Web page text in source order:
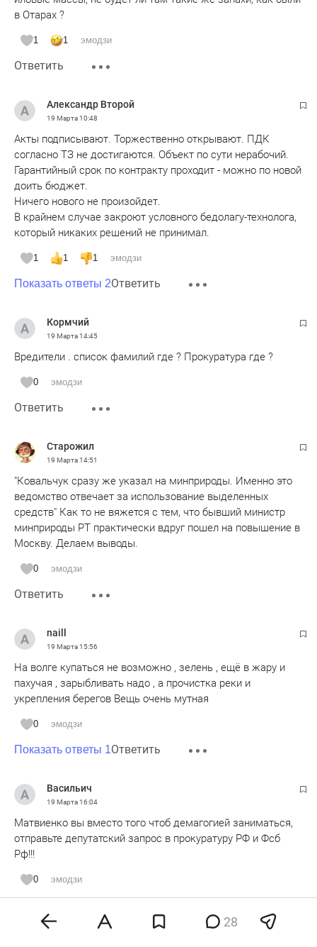
в Отарах ?
1 1 эмодзи
Ответить
Александр Второй
19 Марта10:48
Акты подписывают. Торжественно открывают. ПДК
согласно ТЗ не достигаются. Объект по сути нерабочий.
Гарантийный срок по контракту проходит - можно по новой
доить бюджет.
Ничего нового не произойдет.
В крайнем случае закроют условного бедолагу-технолога,
который никаких решений не принимал.
1 1 1 эмодзи
Показать ответы 2Ответить
Кормчий
19 Марта14:45
Вредители . список фамилий где ? Прокуратура где ?
0 эмодзи
Ответить
Старожил
19 Марта14:51
"Ковальчук сразу же указал на минприроды. Именно это
ведомство отвечает за использование выделенных
средств" Как то не вяжется с тем, что бывший министр
минприроды РТ практически вдруг пошел на повышение в
Москву. Делаем выводы.
0 эмодзи
Ответить
naill
19 Марта15:56
На волге купаться не возможно , зелень , ещё в жару и
пахучая , зарыбливать надо , а прочистка реки и
укрепления берегов Вещь очень мутная
0 эмодзи
Показать ответы 1Ответить
Васильич
19 Марта16:04
Матвиенко вы вместо того чтоб демагогией заниматься,
отправьте депутатский запрос в прокуратуру РФ и Фсб
Рф!!!
0 эмодзи
28